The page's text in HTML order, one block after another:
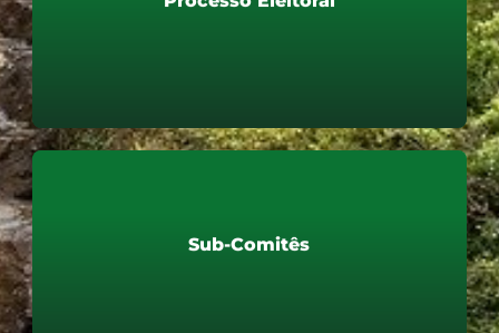
Sub-Comitês
Sub-Comitês